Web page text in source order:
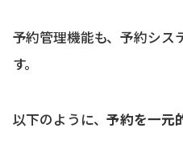
予約管理機能も、予約シス
す。
以下のように、予約を一元